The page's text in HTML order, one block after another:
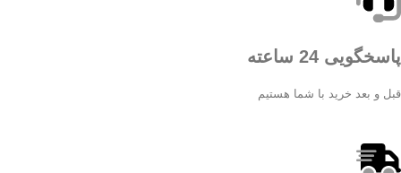
پاسخگویی 24 ساعته
قبل و بعد خرید با شما هستیم